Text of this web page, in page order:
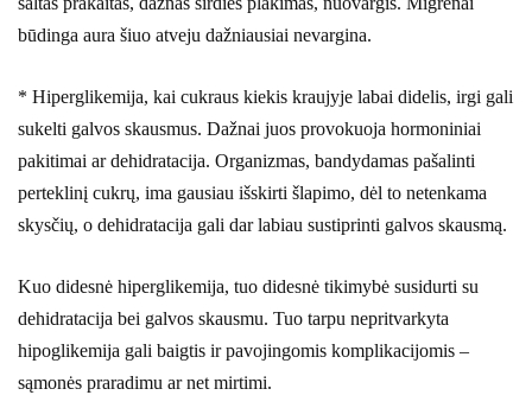
būdinga aura šiuo atveju dažniausiai nevargina.
* Hiperglikemija, kai cukraus kiekis kraujyje labai didelis, irgi gali
sukelti galvos skausmus. Dažnai juos provokuoja hormoniniai
pakitimai ar dehidratacija. Organizmas, bandydamas pašalinti
perteklinį cukrų, ima gausiau išskirti šlapimo, dėl to netenkama
skysčių, o dehidratacija gali dar labiau sustiprinti galvos skausmą.
Kuo didesnė hiperglikemija, tuo didesnė tikimybė susidurti su
dehidratacija bei galvos skausmu. Tuo tarpu nepritvarkyta
hipoglikemija gali baigtis ir pavojingomis komplikacijomis –
sąmonės praradimu ar net mirtimi.